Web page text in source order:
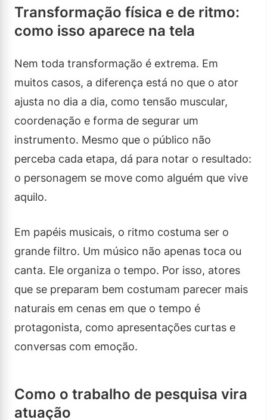
Transformação física e de ritmo:
como isso aparece na tela
Nem toda transformação é extrema. Em
muitos casos, a diferença está no que o ator
ajusta no dia a dia, como tensão muscular,
coordenação e forma de segurar um
instrumento. Mesmo que o público não
perceba cada etapa, dá para notar o resultado:
o personagem se move como alguém que vive
aquilo.
Em papéis musicais, o ritmo costuma ser o
grande filtro. Um músico não apenas toca ou
canta. Ele organiza o tempo. Por isso, atores
que se preparam bem costumam parecer mais
naturais em cenas em que o tempo é
protagonista, como apresentações curtas e
conversas com emoção.
Como o trabalho de pesquisa vira
atuação